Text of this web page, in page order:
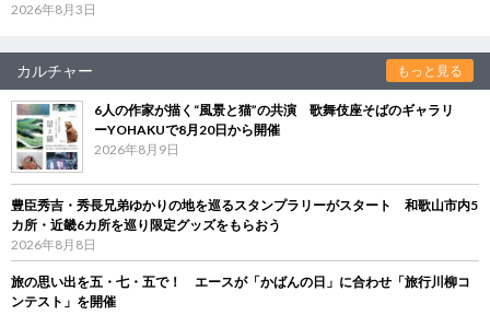
2026年8月3日
カルチャー もっと見る
6人の作家が描く“風景と猫”の共演 歌舞伎座そばのギャラリ
ーYOHAKUで8月20日から開催
2026年8月9日
豊臣秀吉・秀長兄弟ゆかりの地を巡るスタンプラリーがスタート 和歌山市内5
カ所・近畿6カ所を巡り限定グッズをもらおう
2026年8月8日
旅の思い出を五・七・五で！ エースが「かばんの日」に合わせ「旅行川柳コ
ンテスト」を開催